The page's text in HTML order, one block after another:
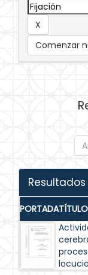
Comenzar
PORTADATÍTULO